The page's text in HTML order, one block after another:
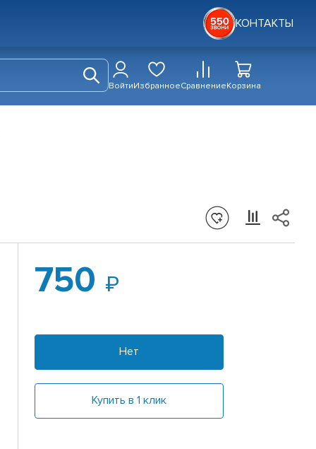
КОНТАКТЫ
ВойтиИзбранноеСравнениеКорзина
750
Нет
Купить в 1 клик